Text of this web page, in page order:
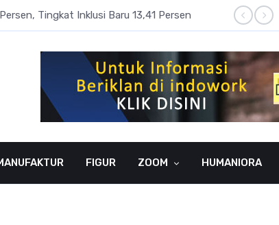
Tingkat Inklusi Baru 13,41 Persen
FIGUR ZOOM HUMANIORA